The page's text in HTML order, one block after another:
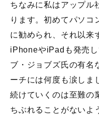
ちなみに私はアップル
ります。初めてパソコ
に勧められ、それ以来
iPhoneやiPadも発売
ブ・ジョブズ氏の有名
ーチには何度も涙しま
続けていくのは至難の
ちぶれることがないよ